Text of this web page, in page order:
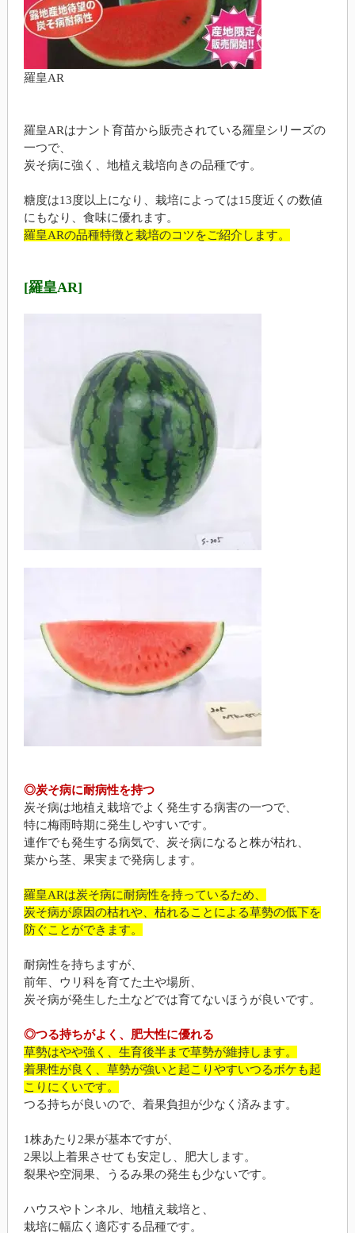
羅皇AR
羅皇ARはナント育苗から販売されている羅皇シリーズの
一つで、
炭そ病に強く、地植え栽培向きの品種です。
糖度は13度以上になり、栽培によっては15度近くの数値
にもなり、食味に優れます。
羅皇ARの品種特徴と栽培のコツをご紹介します。
[羅皇AR]
◎炭そ病に耐病性を持つ
炭そ病は地植え栽培でよく発生する病害の一つで、
特に梅雨時期に発生しやすいです。
連作でも発生する病気で、炭そ病になると株が枯れ、
葉から茎、果実まで発病します。
羅皇ARは炭そ病に耐病性を持っているため、
炭そ病が原因の枯れや、枯れることによる草勢の低下を
防ぐことができます。
耐病性を持ちますが、
前年、ウリ科を育てた土や場所、
炭そ病が発生した土などでは育てないほうが良いです。
◎つる持ちがよく、肥大性に優れる
草勢はやや強く、生育後半まで草勢が維持します。
着果性が良く、草勢が強いと起こりやすいつるボケも起
こりにくいです。
つる持ちが良いので、着果負担が少なく済みます。
1株あたり2果が基本ですが、
2果以上着果させても安定し、肥大します。
裂果や空洞果、うるみ果の発生も少ないです。
ハウスやトンネル、地植え栽培と、
栽培に幅広く適応する品種です。